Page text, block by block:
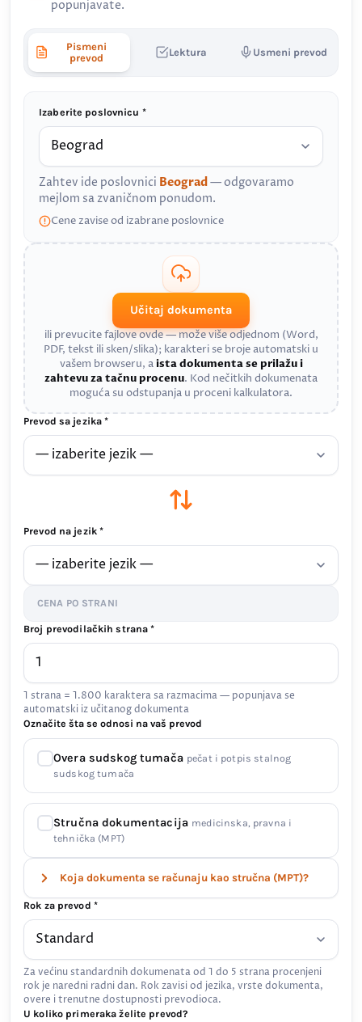
popunjavate.
Pismeni
prevod
Lektura Usmeni prevod
Izaberite poslovnicu *
Zahtev ide poslovnici Beograd — odgovaramo
mejlom sa zvaničnom ponudom.
Cene zavise od izabrane poslovnice
Učitaj dokumenta
ili prevucite fajlove ovde — može više odjednom (Word,
PDF, tekst ili sken/slika); karakteri se broje automatski u
vašem browseru, aista dokumenta se prilažu i
zahtevu za tačnu procenu. Kod nečitkih dokumenata
moguća su odstupanja u proceni kalkulatora.
Prevod sa jezika *
Prevod na jezik *
CENA PO STRANI
Broj prevodilačkih strana *
1 strana = 1.800 karaktera sa razmacima — popunjava se
automatski iz učitanog dokumenta
Označite šta se odnosi na vaš prevod
Overa sudskog tumača pečat i potpis stalnog
sudskog tumača
Stručna dokumentacija medicinska, pravna i
tehnička (MPT)
Koja dokumenta se računaju kao stručna (MPT)?
Rok za prevod *
Za većinu standardnih dokumenata od 1 do 5 strana procenjeni
rok je naredni radni dan. Rok zavisi od jezika, vrste dokumenta,
overe i trenutne dostupnosti prevodioca.
U koliko primeraka želite prevod?